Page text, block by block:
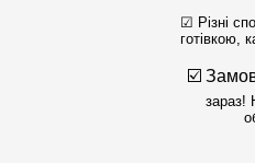
☑ Різні
готівкою,
☑️
зараз!